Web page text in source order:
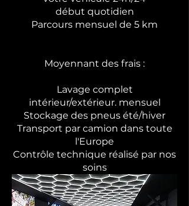
début quotidien
Parcours mensuel de 5 km
Moyennant des frais :
Lavage complet
intérieur/extérieur. mensuel
Stockage des pneus été/hiver
Transport par camion dans toute
l'Europe
Contrôle technique réalisé par nos
soins